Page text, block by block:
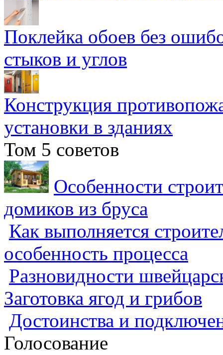
Поклейка обоев без
стыков и углов
Конструкция
установки в зданиях
Том 5 советов
Особенности
домиков из бруса
Как выполняется
особенность процесса
Разновидности
Заготовка ягод и грибов
Достоинства и
Голосование